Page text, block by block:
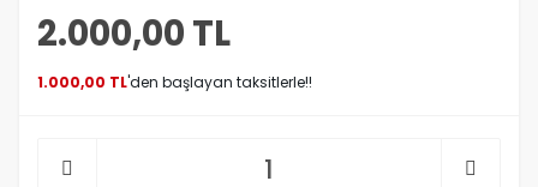
2.000,00 TL
1.000,00 TL'den başlayan taksitlerle!!